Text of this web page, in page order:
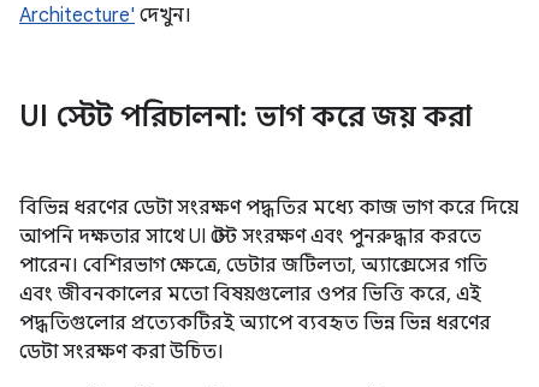
Architecture' দেখুন।
UI স্টেট পরিচালনা: ভাগ করে জয় করা
বিভিন্ন ধরণের ডেটা সংরক্ষণ পদ্ধতির মধ্যে কাজ ভাগ করে দিয়ে
আপনি দক্ষতার সাথে UI স্টেট সংরক্ষণ এবং পুনরুদ্ধার করতে
পারেন। বেশিরভাগ ক্ষেত্রে, ডেটার জটিলতা, অ্যাক্সেসের গতি
এবং জীবনকালের মতো বিষয়গুলোর ওপর ভিত্তি করে, এই
পদ্ধতিগুলোর প্রত্যেকটিরই অ্যাপে ব্যবহৃত ভিন্ন ভিন্ন ধরণের
ডেটা সংরক্ষণ করা উচিত।